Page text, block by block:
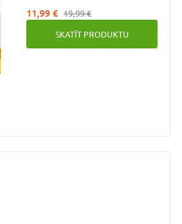
kaulu un zobu veselību,
normālu muskuļu darbību un
veicina normālu imūnsistēmas
darbību.
11,99 € 19,99 €
SKATĪT PRODUKTU